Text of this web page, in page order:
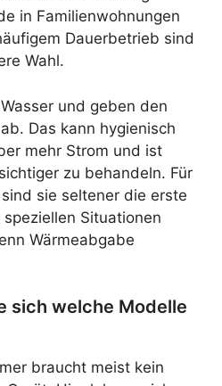
in Familienwohnungen
Dauerbetrieb sind
Wahl.
und geben den
Das kann hygienisch
mehr Strom und ist
zu behandeln. Für
sie seltener die erste
Situationen
Wärmeabgabe
sich welche Modelle
braucht meist kein